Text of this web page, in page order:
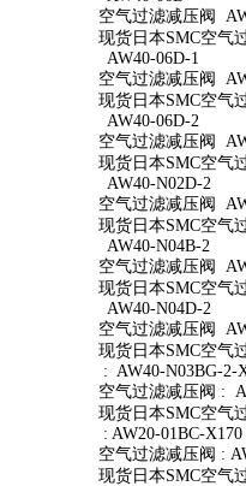
空气过滤减压阀
现货日本SMC空气
AW40-06D-1
空气过滤减压阀
现货日本SMC空气
AW40-06D-2
空气过滤减压阀
现货日本SMC空气
AW40-N02D-2
空气过滤减压阀
现货日本SMC空气
AW40-N04B-2
空气过滤减压阀
现货日本SMC空气
AW40-N04D-2
空气过滤减压阀
现货日本SMC空气
: AW40-N03BG-2-
空气过滤减压阀 :
现货日本SMC空气
: AW20-01BC-X170
空气过滤减压阀 :
现货日本SMC空气